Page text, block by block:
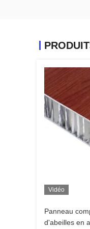
Vidéo
Panneau
d'abeilles en